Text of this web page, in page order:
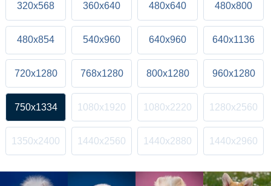
320x568 360x640 480x640 480x800
480x854 540x960 640x960 640x1136
720x1280 768x1280 800x1280 960x1280
750x1334 1080x1920 1080x2220 1280x2560
1350x2400 1440x2560 1440x2880 1440x2960